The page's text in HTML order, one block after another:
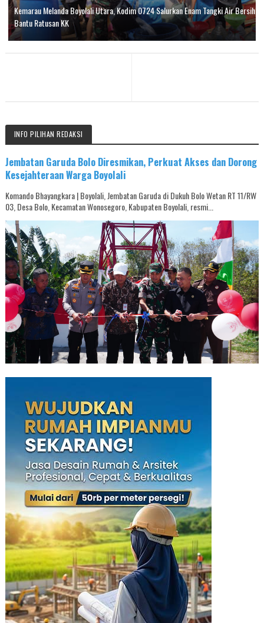
Kemarau Melanda Boyolali Utara, Kodim 0724 Salurkan Enam Tangki Air Bersih
Bantu Ratusan KK
INFO PILIHAN REDAKSI
Jembatan Garuda Bolo Diresmikan, Perkuat Akses dan Dorong
Kesejahteraan Warga Boyolali
Komando Bhayangkara | Boyolali, Jembatan Garuda di Dukuh Bolo Wetan RT 11/RW
03, Desa Bolo, Kecamatan Wonosegoro, Kabupaten Boyolali, resmi...